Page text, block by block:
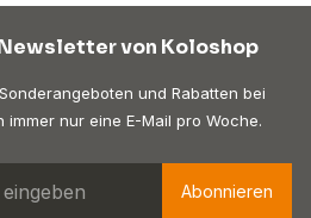
von Koloshop
und Rabatten bei
immer nur eine E-Mail pro Woche.
Abonnieren